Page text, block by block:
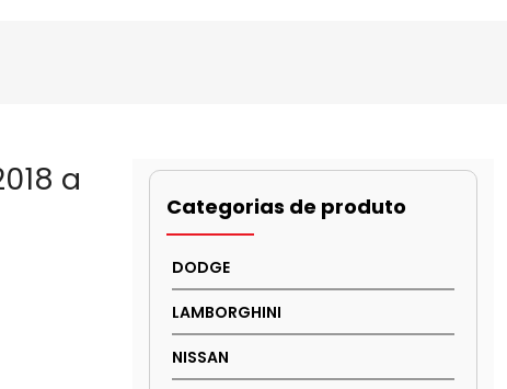
a
Categorias de produto
DODGE
LAMBORGHINI
NISSAN